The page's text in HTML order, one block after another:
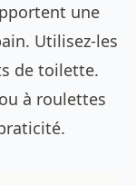
une
Utilisez-les
de toilette.
à roulettes